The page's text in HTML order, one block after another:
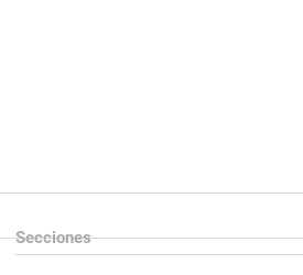
Secciones